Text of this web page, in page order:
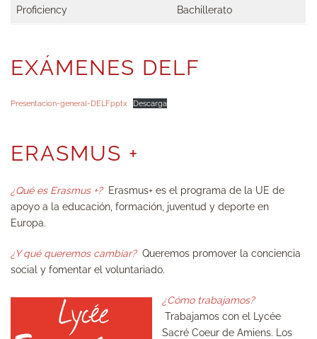
Proficiency Bachillerato
EXÁMENES DELF
Presentacion-general-DELF.pptx Descarga
ERASMUS +
¿Qué es Erasmus +?Erasmus+ es el programa de la UE de
apoyo a la educación, formación, juventud y deporte en
Europa.
¿Y qué queremos cambiar? Queremos promover la conciencia
social y fomentar el voluntariado.
¿Cómo trabajamos?
Trabajamos con el Lycée
Sacré Coeur de Amiens. Los